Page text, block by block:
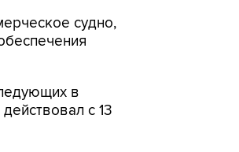
судно,
в
с 13